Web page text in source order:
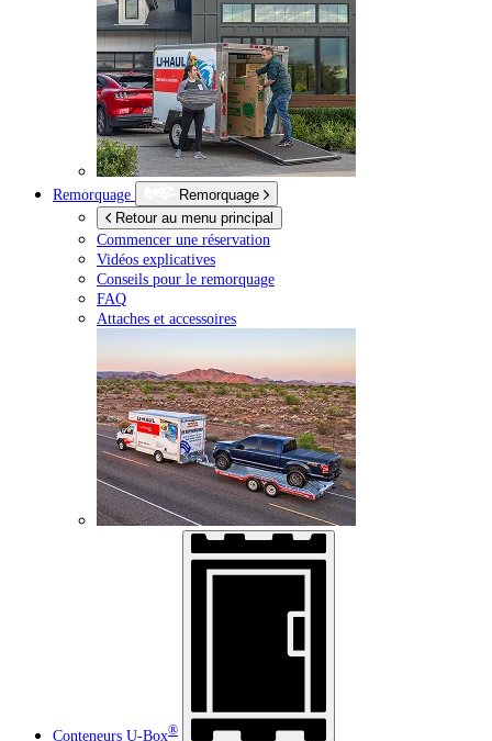
Remorquage
Remorquage
Retour au menu principal
Commencer une réservation
Vidéos explicatives
Conseils pour le remorquage
FAQ
Attaches et accessoires
Conteneurs U-Box®